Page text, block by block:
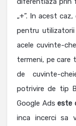
„+”. In acest
pentru
acele cuvinte-
termeni, pe care
de cuvinte-
potrivire de tip
Google Adseste
inca incerci sa